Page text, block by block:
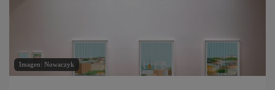
Imagen: Nowaczyk